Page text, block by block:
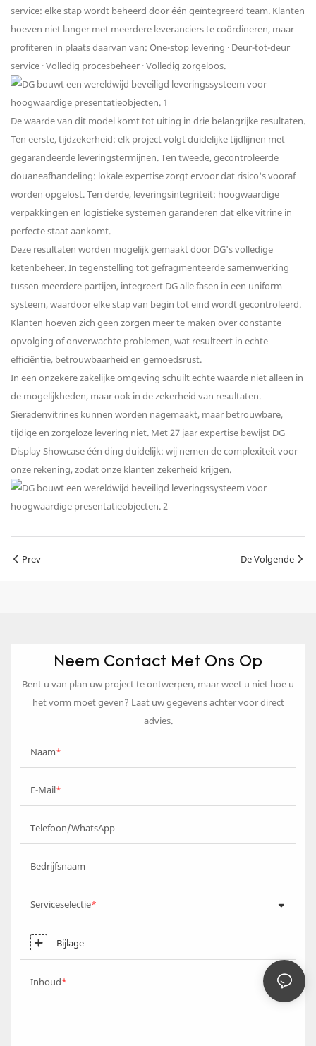
service: elke stap wordt beheerd door één geïntegreerd team. Klanten
hoeven niet langer met meerdere leveranciers te coördineren, maar
profiteren in plaats daarvan van: One-stop levering · Deur-tot-deur
service · Volledig procesbeheer · Volledig zorgeloos.
De waarde van dit model komt tot uiting in drie belangrijke resultaten.
Ten eerste, tijdzekerheid: elk project volgt duidelijke tijdlijnen met
gegarandeerde leveringstermijnen. Ten tweede, gecontroleerde
douaneafhandeling: lokale expertise zorgt ervoor dat risico's vooraf
worden opgelost. Ten derde, leveringsintegriteit: hoogwaardige
verpakkingen en logistieke systemen garanderen dat elke vitrine in
perfecte staat aankomt.
Deze resultaten worden mogelijk gemaakt door DG's volledige
ketenbeheer. In tegenstelling tot gefragmenteerde samenwerking
tussen meerdere partijen, integreert DG alle fasen in een uniform
systeem, waardoor elke stap van begin tot eind wordt gecontroleerd.
Klanten hoeven zich geen zorgen meer te maken over constante
opvolging of onverwachte problemen, wat resulteert in echte
efficiëntie, betrouwbaarheid en gemoedsrust.
In een onzekere zakelijke omgeving schuilt echte waarde niet alleen in
de mogelijkheden, maar ook in de zekerheid van resultaten.
Sieradenvitrines kunnen worden nagemaakt, maar betrouwbare,
tijdige en zorgeloze levering niet. Met 27 jaar expertise bewijst DG
Display Showcase één ding duidelijk: wij nemen de complexiteit voor
onze rekening, zodat onze klanten zekerheid krijgen.
Prev De Volgende
Neem Contact Met Ons Op
Bent u van plan uw project te ontwerpen, maar weet u niet hoe u
het vorm moet geven? Laat uw gegevens achter voor direct
advies.
Naam
E-Mail
Telefoon/WhatsApp
Bedrijfsnaam
Serviceselectie
Bijlage
Inhoud